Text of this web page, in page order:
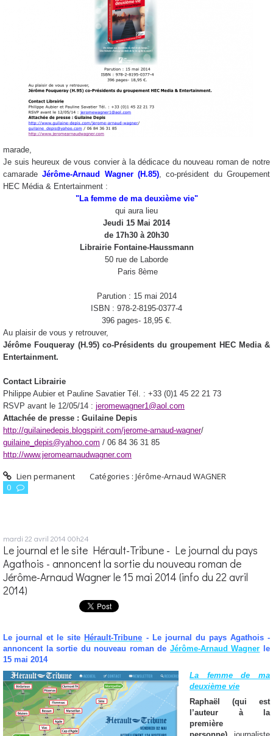
marade,
Je suis heureux de vous convier à la dédicace du nouveau roman de notre
camaradeJérôme-Arnaud Wagner (H.85) , co-président du Groupement
HEC Média & Entertainment :
"La femme de ma deuxième vie"
qui aura lieu
Jeudi 15 Mai 2014
de 17h30 à 20h30
Librairie Fontaine-Haussmann
50 rue de Laborde
Paris 8ème
Parution : 15 mai 2014
ISBN : 978-2-8195-0377-4
396 pages- 18,95 €.
Au plaisir de vous y retrouver,
Jérôme Fouqueray (H.95) co-Présidents du groupement HEC Media &
Entertainment.
Contact Librairie
Philippe Aubier et Pauline Savatier Tél. : +33 (0)1 45 22 21 73
RSVP avant le 12/05/14 : jeromewagner1@aol.com
Attachée de presse : Guilaine Depis
http://guilainedepis.blogspirit.com/jerome-arnaud-wagner/
guilaine_depis@yahoo.com / 06 84 36 31 85
http://www.jeromearnaudwagner.com
Lien permanent Catégories :Jérôme-Arnaud WAGNER
0
mardi 22 avril 2014 00h24
Le journal et le site Hérault-Tribune - Le journal du pays
Agathois - annoncent la sortie du nouveau roman de
Jérôme-Arnaud Wagner le 15 mai 2014 (info du 22 avril
2014)
Le journal et le siteHérault-Tribune - Le journal du pays Agathois -
annoncent la sortie du nouveau roman de Jérôme-Arnaud Wagner le
15 mai 2014
La femme de ma
deuxième vie
Raphaël (qui est
l’auteur à la
première